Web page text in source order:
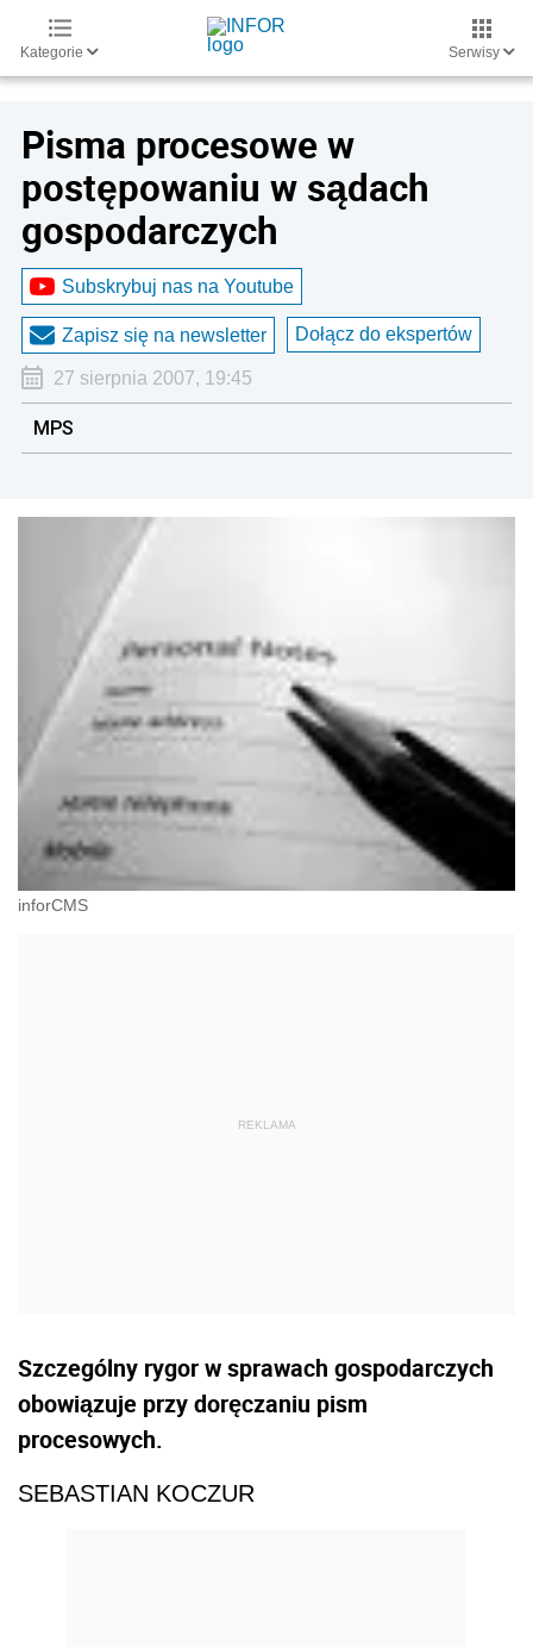
Kategorie Serwisy
Pisma procesowe w
postępowaniu w sądach
gospodarczych
Subskrybuj nas na Youtube
Zapisz się na newsletter Dołącz do ekspertów
27 sierpnia 2007, 19:45
MPS
inforCMS
Szczególny rygor w sprawach gospodarczych
obowiązuje przy doręczaniu pism
procesowych.
SEBASTIAN KOCZUR